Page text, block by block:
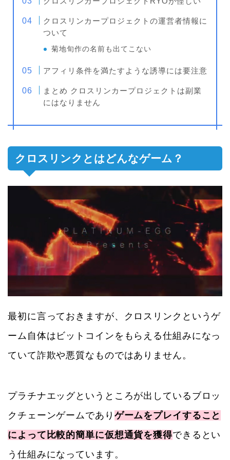
クロスリンカープロジェクトの運営者情報に
ついて
菊地旬作の名前も出てこない
アフィリ条件を満たすような誘導には要注意
まとめ クロスリンカープロジェクトは副業
にはなりません
クロスリンクとはどんなゲーム？
最初に言っておきますが、クロスリンクというゲ
ーム自体はビットコインをもらえる仕組みになっ
ていて詐欺や悪質なものではありません。
プラチナエッグというところが出しているブロッ
クチェーンゲームであり ゲームをプレイすること
によって比較的簡単に仮想通貨を獲得できるとい
う仕組みになっています。